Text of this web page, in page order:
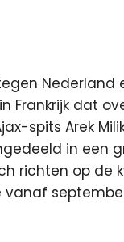
Frankrijk dat
spits Arek
in een
richten op de
vanaf